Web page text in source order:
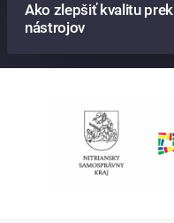
Ako zlepšiť kvalitu
nástrojov